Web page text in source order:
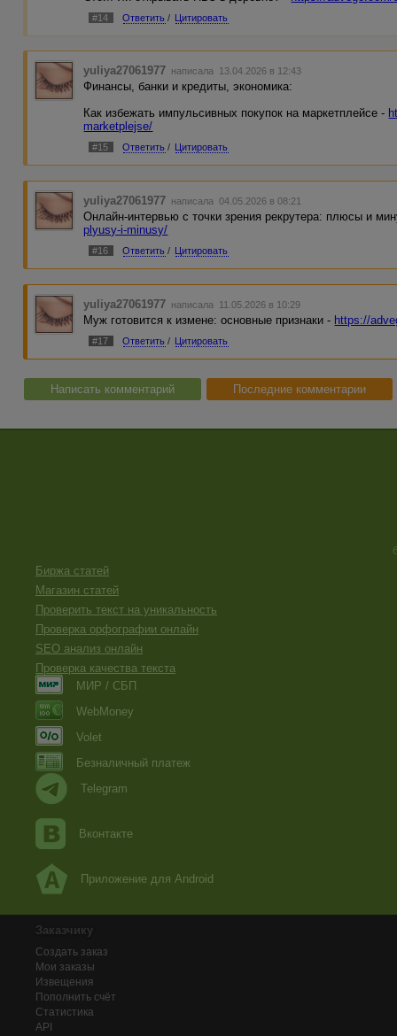
#14 Ответить / Цитировать
yuliya27061977 написала 13.04.2026 в 12:43
Финансы, банки и кредиты, экономика:
Как избежать импульсивных покупок на маркетплейсе -
marketplejse/
#15 Ответить / Цитировать
yuliya27061977 написала 04.05.2026 в 08:21
Онлайн-интервью с точки зрения рекрутера: плюсы и
plyusy-i-minusy/
#16 Ответить / Цитировать
yuliya27061977 написала 11.05.2026 в 10:29
Муж готовится к измене: основные признаки - https://
#17 Ответить / Цитировать
Написать комментарий Последние комментарии
Биржа статей
Магазин статей
Проверить текст на уникальность
Проверка орфографии онлайн
SEO анализ онлайн
Проверка качества текста
МИР / СБП
WebMoney
Volet
Безналичный платеж
Telegram
Вконтакте
Приложение для Android
Заказчику
Создать заказ
Мои заказы
Извещения
Пополнить счёт
Статистика
API